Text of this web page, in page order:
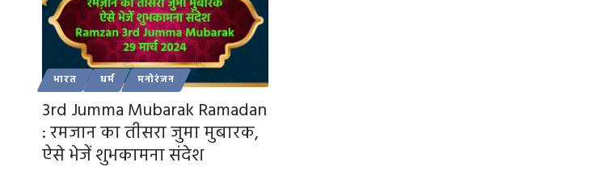
भारत धर्म मनोरंजन
3rd Jumma Mubarak Ramadan
: रमजान का तीसरा जुमा मुबारक,
ऐसे भेजें शुभकामना संदेश